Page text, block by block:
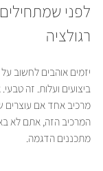
לפני
רגולציה
יזמים אוהבים לחשוב
ביצועים ועלות. זה
מרכיב אחד אם עוצרים
המרכיב הזה, אתם לא
מתכננים הדגמה.